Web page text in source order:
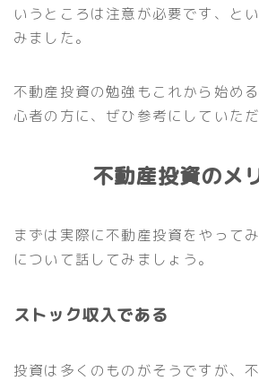
いうところは注意が必要です、と
みました。
不動産投資の勉強もこれから始め
心者の方に、ぜひ参考にしていた
不動産投資のメ
まずは実際に不動産投資をやって
について話してみましょう。
ストック収入である
投資は多くのものがそうですが、